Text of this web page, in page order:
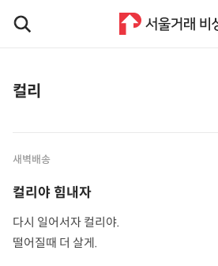
컬리
새벽배송
컬리야 힘내자
다시 일어서자 컬리야.
떨어질때 더 살게.